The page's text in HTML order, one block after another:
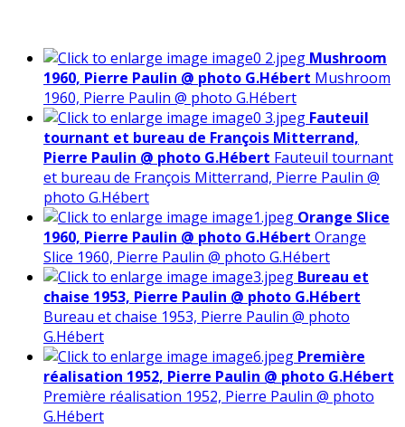
Mushroom
1960, Pierre Paulin @ photo G.Hébert Mushroom
1960, Pierre Paulin @ photo G.Hébert
Fauteuil
tournant et bureau de François Mitterrand,
Pierre Paulin @ photo G.Hébert Fauteuil tournant
et bureau de François Mitterrand, Pierre Paulin @
photo G.Hébert
Orange Slice
1960, Pierre Paulin @ photo G.Hébert Orange
Slice 1960, Pierre Paulin @ photo G.Hébert
Bureau et
chaise 1953, Pierre Paulin @ photo G.Hébert
Bureau et chaise 1953, Pierre Paulin @ photo
G.Hébert
Première
réalisation 1952, Pierre Paulin @ photo G.Hébert
Première réalisation 1952, Pierre Paulin @ photo
G.Hébert